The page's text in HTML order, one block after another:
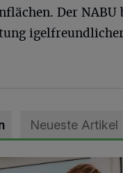
Der NABU
Neueste Artikel
feiert Einweihung des